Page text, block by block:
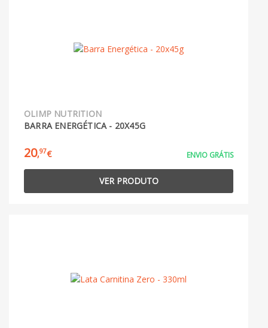
OLIMP NUTRITION
BARRA ENERGÉTICA - 20X45G
20,97€ ENVIO GRÁTIS
VER PRODUTO